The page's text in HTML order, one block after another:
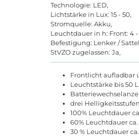
Technologie: LED,
Lichtstärke in Lux: 15 - 50,
Stromquelle: Akku,
Leuchtdauer in h: Front: 4 -
Befestigung: Lenker /
StVZO zugelassen: Ja,
Frontlicht aufladbar
Leuchtstärke bis 50
drei Helligkeitsstufen
100% Leuchtdauer
60% Leuchtdauer
30 % Leuchtdauer